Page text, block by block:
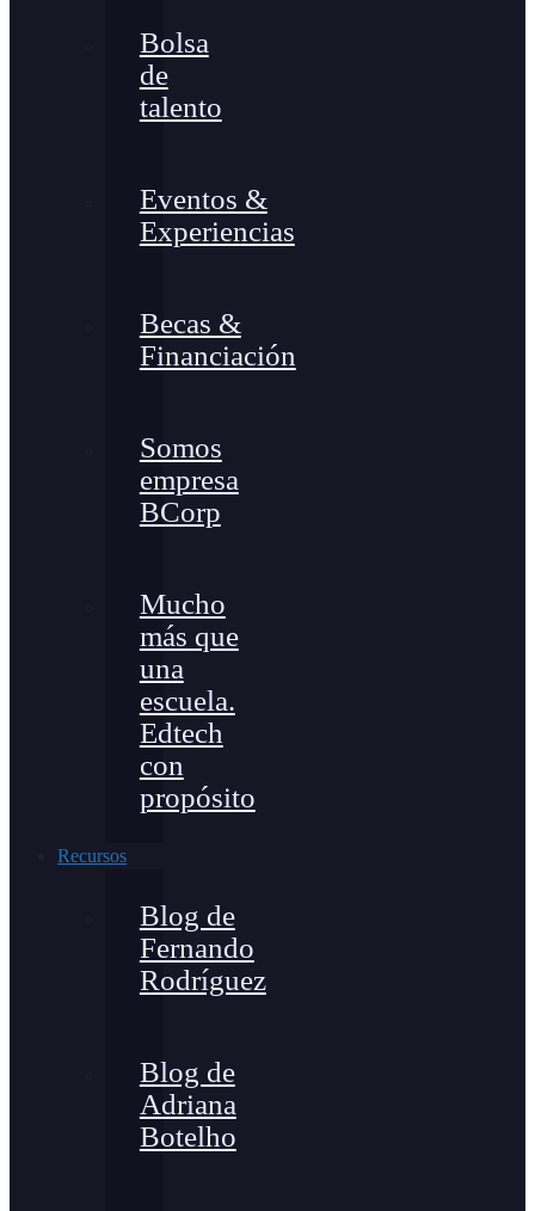
Bolsa
de
talento
Eventos &
Experiencias
Becas &
Financiación
Somos
empresa
BCorp
Mucho
más que
una
escuela.
Edtech
con
propósito
Recursos
Blog de
Fernando
Rodríguez
Blog de
Adriana
Botelho